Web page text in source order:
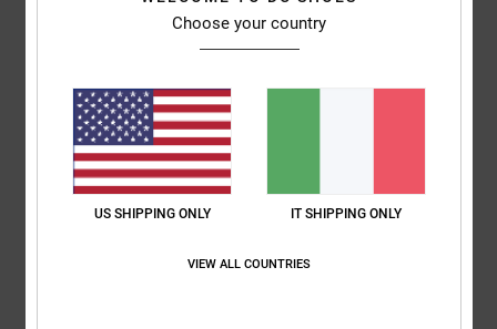
Consiglio questo prodotto
2
Choose your country
US SHIPPING ONLY IT SHIPPING ONLY
VIEW ALL COUNTRIES